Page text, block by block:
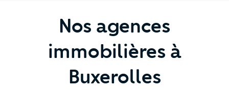
Nos agences
immobilières à
Buxerolles